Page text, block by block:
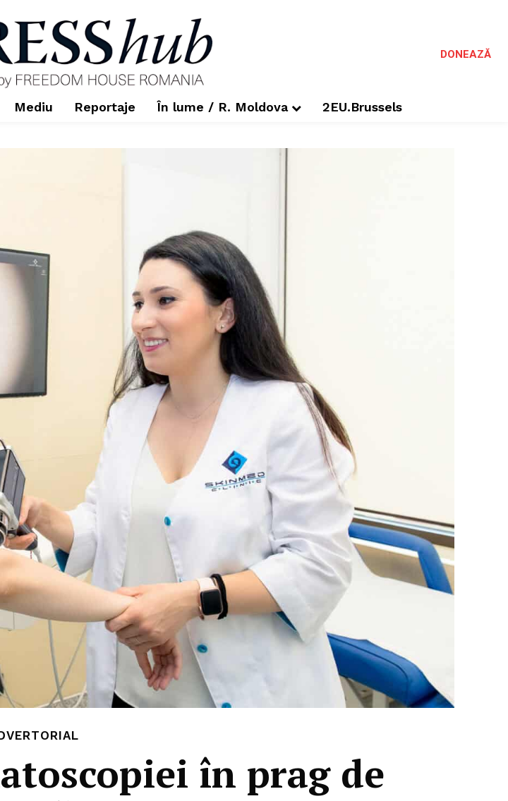
DONEAZĂ
Mediu Reportaje În lume / R. Moldova 2EU.Brussels
în prag de